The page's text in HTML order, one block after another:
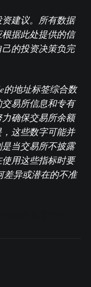
建议。所有数据
据此处提供的信
的投资决策负完
的地址标签综合数
易所信息和专有
确保交易所余额
这些数字可能并
当交易所不披露
用这些指标时要
差异或潜在的不准